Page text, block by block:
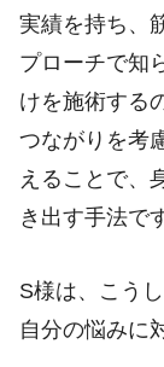
実績を持ち、
プローチで知
けを施術する
つながりを考
えることで、
き出す手法で
S様は、こう
自分の悩みに